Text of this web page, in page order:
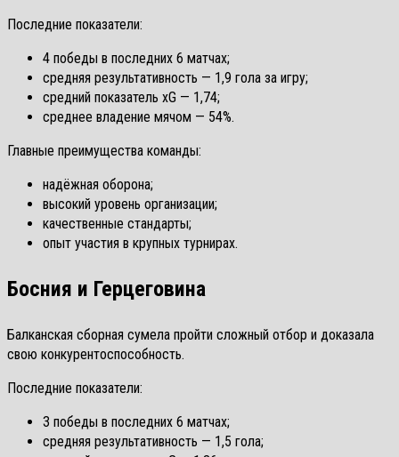
Последние показатели:
4 победы в последних 6 матчах;
средняя результативность — 1,9 гола за игру;
средний показатель xG — 1,74;
среднее владение мячом — 54%.
Главные преимущества команды:
надёжная оборона;
высокий уровень организации;
качественные стандарты;
опыт участия в крупных турнирах.
Босния и Герцеговина
Балканская сборная сумела пройти сложный отбор и доказала
свою конкурентоспособность.
Последние показатели:
3 победы в последних 6 матчах;
средняя результативность — 1,5 гола;